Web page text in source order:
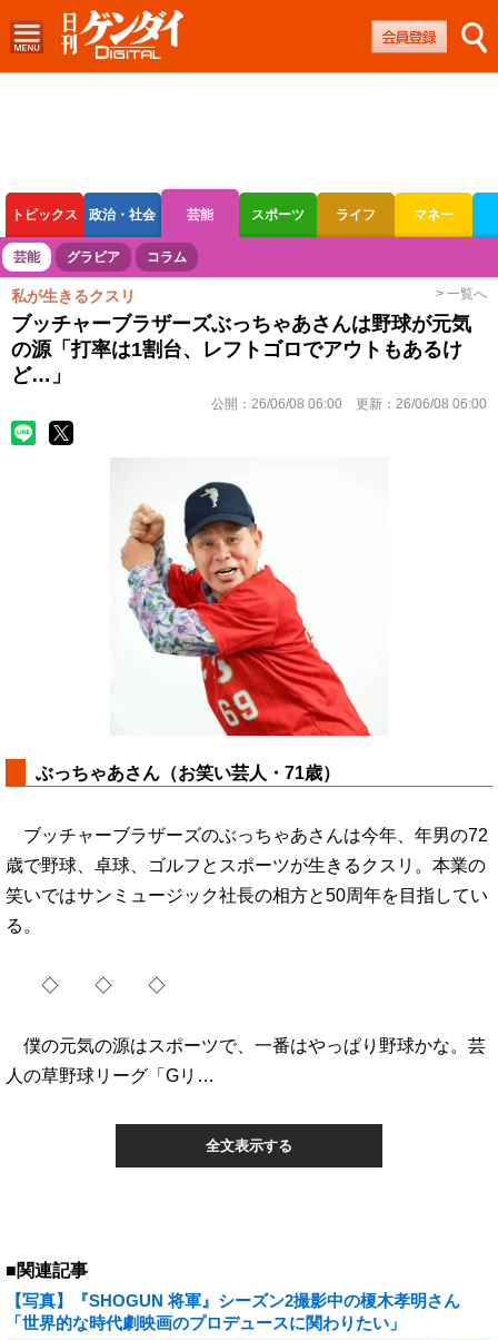
トピックス 政治・社会 芸能 スポーツ ライフ マネー
ボートレース 競輪 オートレース
芸能 グラビア コラム
私が生きるクスリ > 一覧へ
ブッチャーブラザーズぶっちゃあさんは野球が元気
の源「打率は1割台、レフトゴロでアウトもあるけ
ど…」
公開： 26/06/08 06:00 更新： 26/06/08 06:00
ぶっちゃあさん（お笑い芸人・71歳）
ブッチャーブラザーズのぶっちゃあさんは今年、年男の72
歳で野球、卓球、ゴルフとスポーツが生きるクスリ。本業の
笑いではサンミュージック社長の相方と50周年を目指してい
る。
◇ ◇ ◇
僕の元気の源はスポーツで、一番はやっぱり野球かな。芸
人の草野球リーグ「Gリ…
全文表示する
■関連記事
【写真】『SHOGUN 将軍』シーズン2撮影中の榎木孝明さん
「世界的な時代劇映画のプロデュースに関わりたい」